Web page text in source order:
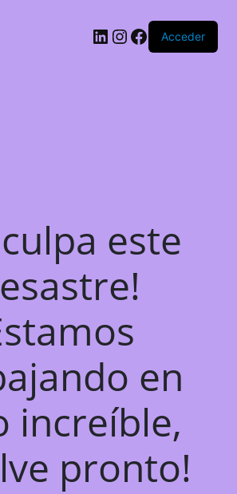
LinkedIn
Instagram
Facebook
Acceder
este
en
increíble,
pronto!